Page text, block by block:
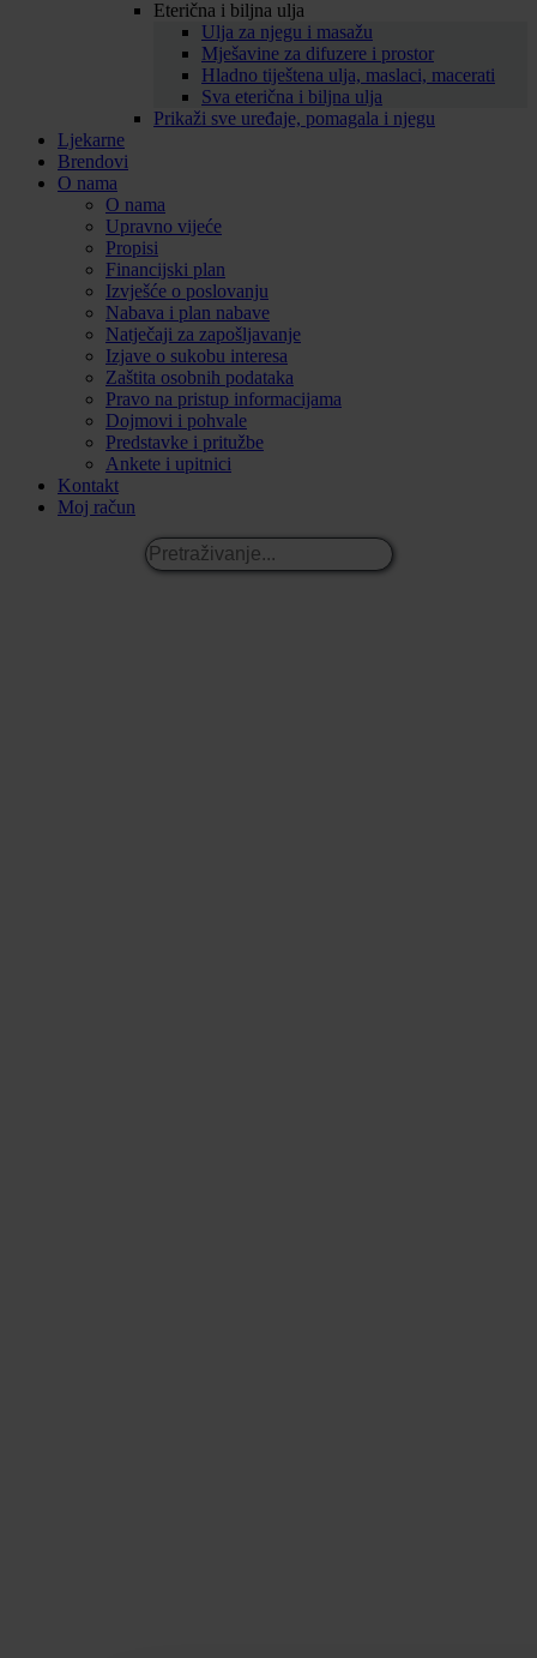
Eterična i biljna ulja
Ulja za njegu i masažu
Mješavine za difuzere i prostor
Hladno tiještena ulja, maslaci, macerati
Sva eterična i biljna ulja
Prikaži sve uređaje, pomagala i njegu
Ljekarne
Brendovi
O nama
O nama
Upravno vijeće
Propisi
Financijski plan
Izvješće o poslovanju
Nabava i plan nabave
Natječaji za zapošljavanje
Izjave o sukobu interesa
Zaštita osobnih podataka
Pravo na pristup informacijama
Dojmovi i pohvale
Predstavke i pritužbe
Ankete i upitnici
Kontakt
Moj račun
Pretraživanje...